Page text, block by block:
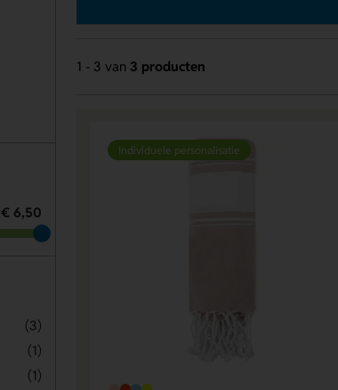
1 - 3 van 3 producten
Individuele personalisatie
€ 6,50
(3)
(1)
(1)